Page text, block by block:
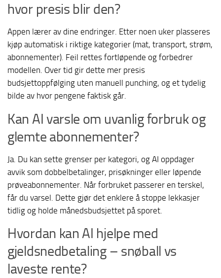
hvor presis blir den?
Appen lærer av dine endringer. Etter noen uker plasseres
kjøp automatisk i riktige kategorier (mat, transport, strøm,
abonnementer). Feil rettes fortløpende og forbedrer
modellen. Over tid gir dette mer presis
budsjettoppfølging uten manuell punching, og et tydelig
bilde av hvor pengene faktisk går.
Kan AI varsle om uvanlig forbruk og
glemte abonnementer?
Ja. Du kan sette grenser per kategori, og AI oppdager
avvik som dobbelbetalinger, prisøkninger eller løpende
prøveabonnementer. Når forbruket passerer en terskel,
får du varsel. Dette gjør det enklere å stoppe lekkasjer
tidlig og holde månedsbudsjettet på sporet.
Hvordan kan AI hjelpe med
gjeldsnedbetaling – snøball vs
laveste rente?